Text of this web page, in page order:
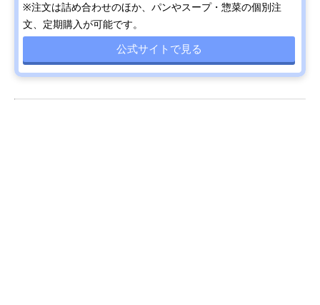
※注文は詰め合わせのほか、パンやスープ・惣菜の個別注
文、定期購入が可能です。
公式サイトで見る